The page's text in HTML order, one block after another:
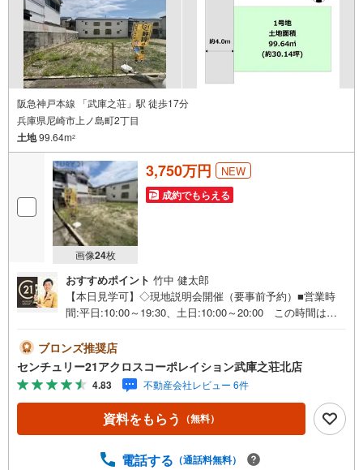
阪急神戸本線 「武庫之荘」駅 徒歩17分
兵庫県尼崎市上ノ島町2丁目
土地99.64m2
画像24枚
3,750万円 NEW
成約でもらえる
おすすめポイント 竹中 健太郎
【本日見学可】◇現地説明会開催（要事前予約）■営業時
間:平日:10:00～19:30、土日:10:00～20:00 この時間はお
積99.64平米の売地です。間口が7mある整形地で、建築条
件ありません。小学校まで徒歩約5分。＝＝センチュリー21
アクロスグループの3つの特徴＝＝＝■センチュリー21グル
ープで28年連続No.1（1997年～2024年兵庫地区仲介実績）
尼崎・伊丹・西宮・宝塚にて8店舗展開中。阪神間での購
入や売却は当店にお任せ下さい■お客様駐車場、キッズスペ
しも大歓迎です。 お子様連れでもご安心ください。■取り
ブロンズ推奨店
センチュリー21アクロスコーポレイション武庫之荘北店
4.83 不動産会社レビュー 6件
資料をもらう （無料）
電話する （通話料無料）